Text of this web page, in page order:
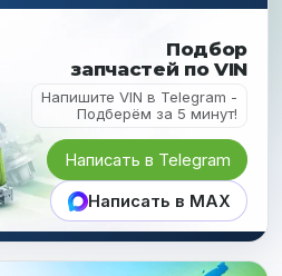
Подбор
запчастей по VIN
Напишите VIN в Telegram -
Подберём за 5 минут!
Написать в Telegram
Написать в MAX